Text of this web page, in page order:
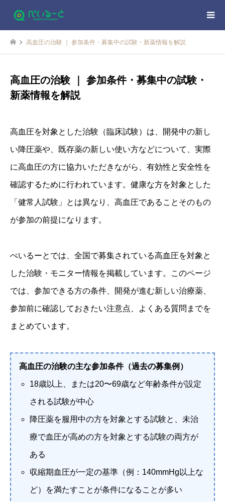
高血圧の治験 ｜ 参加条件・募集中の試験・新薬情報を解説
高血圧の治験 ｜ 参加条件・募集中の試験・
新薬情報を解説
高血圧を対象とした治験（臨床試験）は、開発中の新し
い降圧薬や、既存薬の新しい使い方などについて、実際
に高血圧の方に協力いただきながら、有効性と安全性を
確認するために行われています。健康な方を対象とした
「健常人試験」とは異なり、高血圧であることそのもの
が参加の前提になります。
ぺいるーとでは、全国で募集されている高血圧を対象と
した治験・モニター情報を掲載しています。このページ
では、参加できる方の条件、開発が進む新しい治療薬、
参加前に確認しておきたい注意点、よくある質問までを
まとめています。
高血圧の治験の主な参加条件（過去の募集例）
18歳以上、または20〜69歳など年齢条件が設定
される試験が中心
降圧薬を服用中の方を対象とする試験と、未治
療で血圧が高めの方を対象とする試験の両方が
ある
収縮期血圧が一定の基準（例：140mmHg以上な
ど）を満たすことが条件になることが多い